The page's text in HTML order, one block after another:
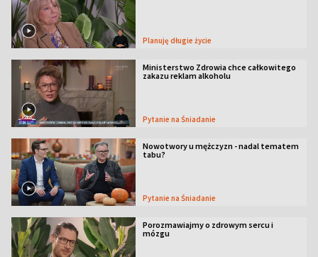
Planuję długie życie
Ministerstwo Zdrowia chce całkowitego
zakazu reklam alkoholu
Pytanie na Śniadanie
Nowotwory u mężczyzn - nadal tematem
tabu?
Pytanie na Śniadanie
Porozmawiajmy o zdrowym sercu i
mózgu